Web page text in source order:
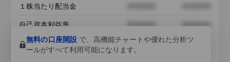
１株当たり配当金
自己資本利益率
XXXXXXX
XXXXXXX
無料の口座開設 で、高機能チャートや優れた分析ツ
ールがすべて利用可能になります。